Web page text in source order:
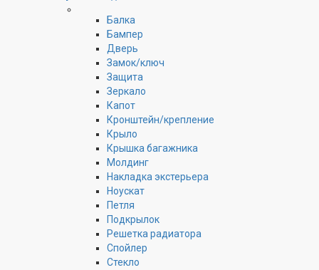
Балка
Бампер
Дверь
Замок/ключ
Защита
Зеркало
Капот
Кронштейн/крепление
Крыло
Крышка багажника
Молдинг
Накладка экстерьера
Ноускат
Петля
Подкрылок
Решетка радиатора
Спойлер
Стекло